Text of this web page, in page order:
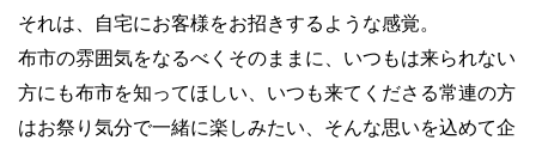
それは、自宅にお客様をお招きするような感覚。
布市の雰囲気をなるべくそのままに、いつもは来られない
方にも布市を知ってほしい、いつも来てくださる常連の方
はお祭り気分で一緒に楽しみたい、そんな思いを込めて企